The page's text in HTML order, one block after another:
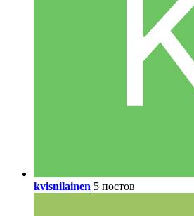
kvisnilainen 5 постов